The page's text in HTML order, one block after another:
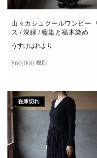
山々カシュクールワンピー
ス / 深緑 / 藍染と福木染め
うすけはれより
¥60,000 税別
在庫切れ